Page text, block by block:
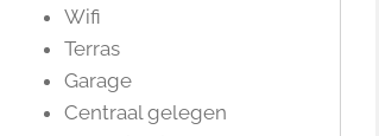
Wifi
Terras
Garage
Centraal gelegen